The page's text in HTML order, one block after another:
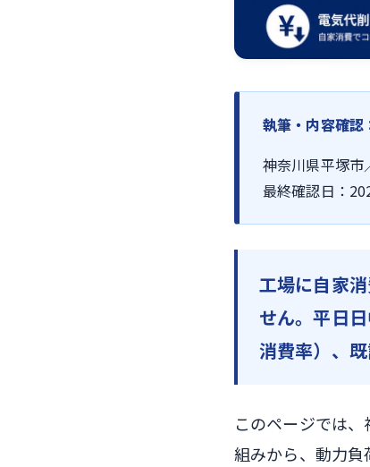
執筆・内容確認
神奈川県平塚市
最終確認日：
工場に自家
せん。平日
消費率）、
このページでは
組みから、動力